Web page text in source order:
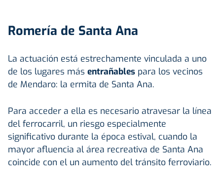
Romería de Santa Ana
La actuación está estrechamente vinculada a uno
de los lugares más entrañables para los vecinos
de Mendaro: la ermita de Santa Ana.
Para acceder a ella es necesario atravesar la línea
del ferrocarril, un riesgo especialmente
significativo durante la época estival, cuando la
mayor afluencia al área recreativa de Santa Ana
coincide con el un aumento del tránsito ferroviario.